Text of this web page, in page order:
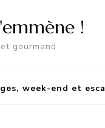
!
gourmand
week-end et